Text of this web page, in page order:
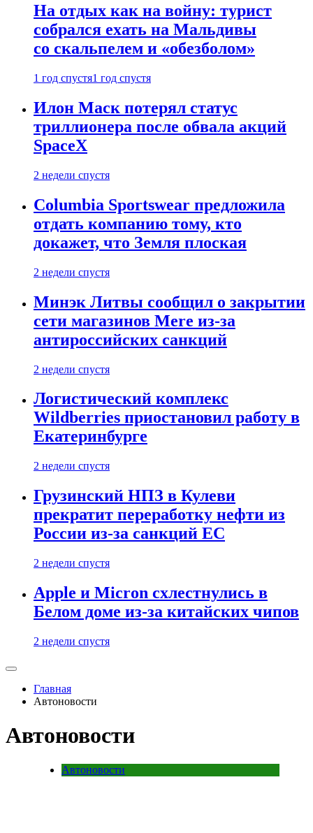
На отдых как на войну: турист
собрался ехать на Мальдивы
со скальпелем и «обезболом»
1 год спустя1 год спустя
Илон Маск потерял статус
триллионера после обвала акций
SpaceX
2 недели спустя
Columbia Sportswear предложила
отдать компанию тому, кто
докажет, что Земля плоская
2 недели спустя
Минэк Литвы сообщил о закрытии
сети магазинов Mere из-за
антироссийских санкций
2 недели спустя
Логистический комплекс
Wildberries приостановил работу в
Екатеринбурге
2 недели спустя
Грузинский НПЗ в Кулеви
прекратит переработку нефти из
России из-за санкций ЕС
2 недели спустя
Apple и Micron схлестнулись в
Белом доме из-за китайских чипов
2 недели спустя
Главная
Автоновости
Автоновости
Автоновости